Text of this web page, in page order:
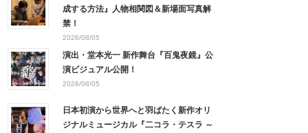
成する方法』人物相関図＆新場面写真解
禁！
2026/08/05
演出・堂本光一 新作舞台『百鬼夜鏡』公
演ビジュアル公開！
2026/08/05
日本初演から世界へと羽ばたく新作オリ
ジナルミュージカル『二コラ・テスラ ～